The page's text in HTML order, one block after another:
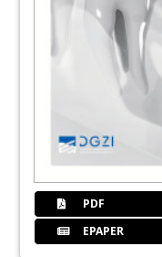
PDF
EPAPER